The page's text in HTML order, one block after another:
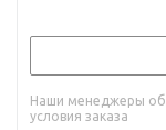
Наши менеджеры
условия заказа